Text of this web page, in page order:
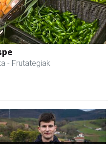
- Frutategiak